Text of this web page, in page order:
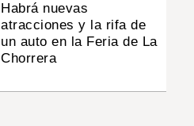
Habrá nuevas
atracciones y la rifa de
un auto en la Feria de La
Chorrera